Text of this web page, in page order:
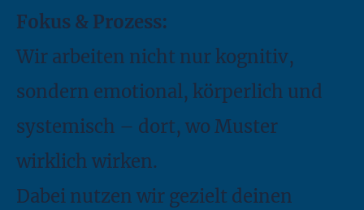
Fokus & Prozess:
Wir arbeiten nicht nur kognitiv,
sondern emotional, körperlich und
systemisch – dort, wo Muster
wirklich wirken.
Dabei nutzen wir gezielt deinen